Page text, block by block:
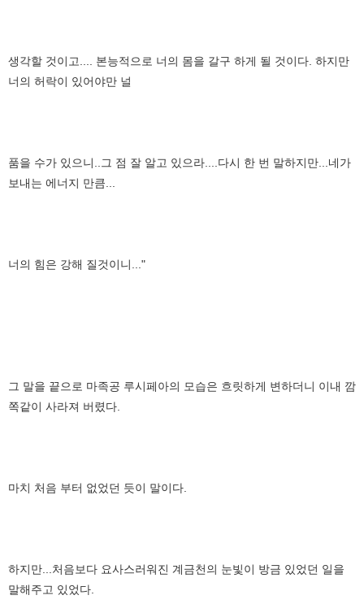
생각할 것이고.... 본능적으로 너의 몸을 갈구 하게 될 것이다. 하지만
너의 허락이 있어야만 널
품을 수가 있으니..그 점 잘 알고 있으라....다시 한 번 말하지만...네가
보내는 에너지 만큼...
너의 힘은 강해 질것이니..."
그 말을 끝으로 마족공 루시페아의 모습은 흐릿하게 변하더니 이내 깜
쪽같이 사라져 버렸다.
마치 처음 부터 없었던 듯이 말이다.
하지만...처음보다 요사스러워진 계금천의 눈빛이 방금 있었던 일을
말해주고 있었다.